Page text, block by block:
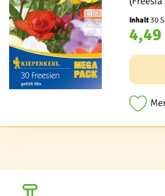
Sinne
Inhalt30